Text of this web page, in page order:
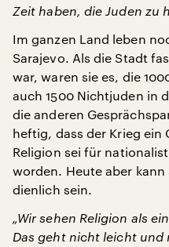
Zeit haben, die Juden zu
Im ganzen Land leben
Sarajevo. Als die Stadt
war, waren sie es, die
auch 1500 Nichtjuden in
die anderen
heftig, dass der Krieg ein
Religion sei für
worden. Heute aber
dienlich sein.
„Wir sehen Religion als
Das geht nicht leicht